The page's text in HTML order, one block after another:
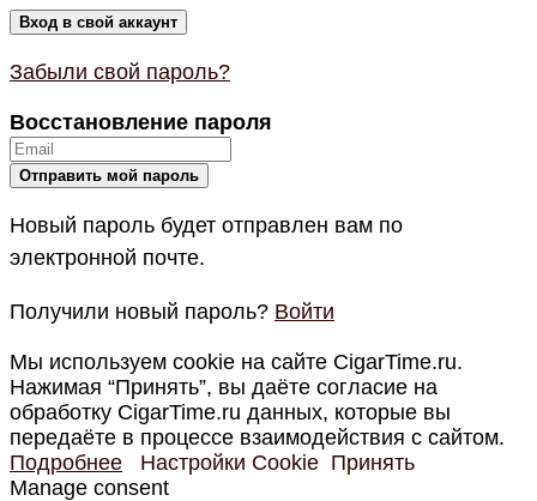
Забыли свой пароль?
Восстановление пароля
Новый пароль будет отправлен вам по
электронной почте.
Получили новый пароль? Войти
Мы используем cookie на сайте CigarTime.ru.
Нажимая “Принять”, вы даёте согласие на
обработку CigarTime.ru данных, которые вы
передаёте в процессе взаимодействия с сайтом.
Подробнее
Настройки Cookie Принять
Manage consent